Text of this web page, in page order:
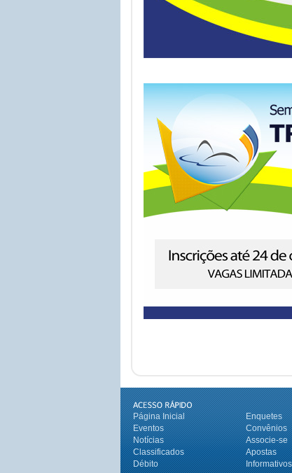
Página Inicial Enquetes
Eventos
Convênios
Notícias
Associe-se
Classificados
Apostas
Débito
Informativos